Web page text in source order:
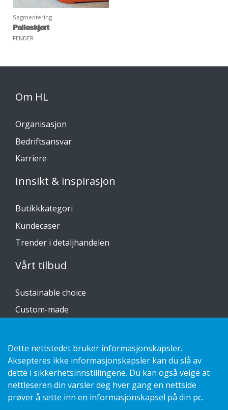
Segmentering
Palleskjørt
FENDER
Om HL
Organisasjon
Bedriftsansvar
Karriere
Innsikt & inspirasjon
Butikkkategori
Kundecaser
Trender i detaljhandelen
Vårt tilbud
Sustainable choice
Custom-made
Katalog
Kontakt oss
Personvernerklæring
Dette nettstedet bruker informasjonskapsler.
Aksepteres ikke informasjonskapsler kan du slå av
dette i sikkerhetsinnstillingene. Du kan også velge at
nettleseren din varsler deg hver gang en nettside
prøver å sette inn en informasjonskapsel på din pc.